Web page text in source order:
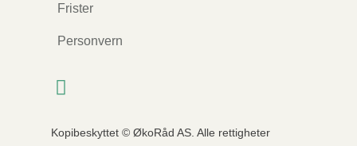
Frister
Personvern
Kopibeskyttet © ØkoRåd AS. Alle rettigheter